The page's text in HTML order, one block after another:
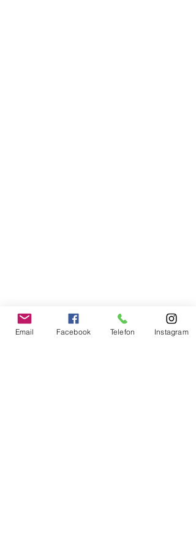
Email Facebook Telefon Instagram